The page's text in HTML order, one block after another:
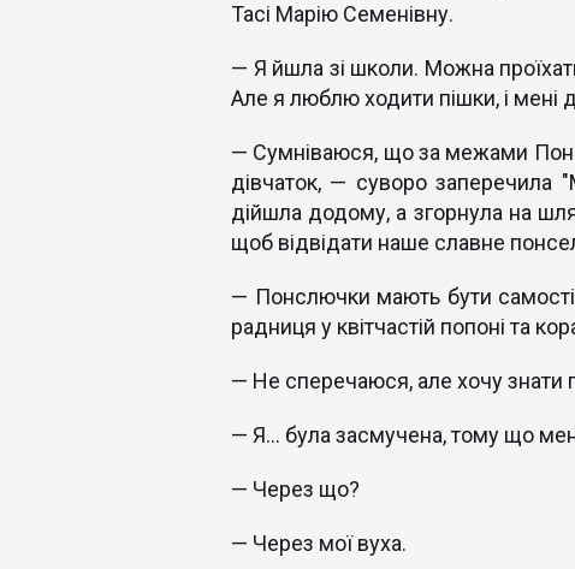
Тасі Марію Семенівну.
— Я йшла зі школи. Можна
Але я люблю ходити пішки, і
— Сумніваюся, що за межами
дівчаток, — суворо
дійшла додому, а згорнула на
щоб відвідати наше славне
— Понслючки мають бути
радниця у квітчастій попоні та
— Не сперечаюся, але хочу знати
— Я... була засмучена, тому що
— Через що?
— Через мої вуха.